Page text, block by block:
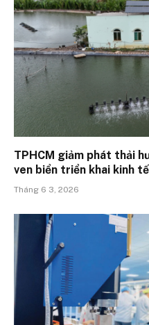
TPHCM giảm phát thải
ven biển triển khai kinh
Tháng 6 3, 2026